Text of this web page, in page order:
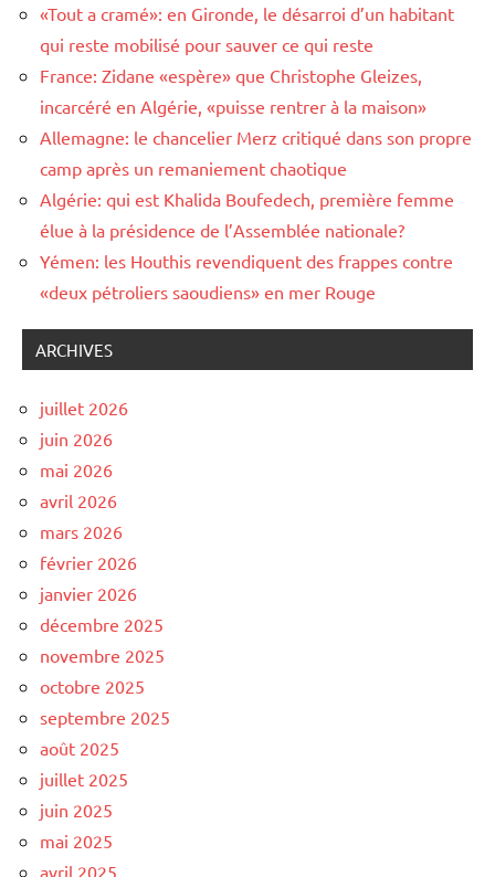
«Tout a cramé»: en Gironde, le désarroi d’un habitant
qui reste mobilisé pour sauver ce qui reste
France: Zidane «espère» que Christophe Gleizes,
incarcéré en Algérie, «puisse rentrer à la maison»
Allemagne: le chancelier Merz critiqué dans son propre
camp après un remaniement chaotique
Algérie: qui est Khalida Boufedech, première femme
élue à la présidence de l’Assemblée nationale?
Yémen: les Houthis revendiquent des frappes contre
«deux pétroliers saoudiens» en mer Rouge
ARCHIVES
juillet 2026
juin 2026
mai 2026
avril 2026
mars 2026
février 2026
janvier 2026
décembre 2025
novembre 2025
octobre 2025
septembre 2025
août 2025
juillet 2025
juin 2025
mai 2025
avril 2025